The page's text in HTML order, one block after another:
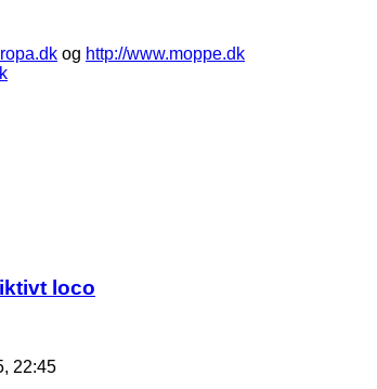
og http://www.moppe.dk
loco
22:45